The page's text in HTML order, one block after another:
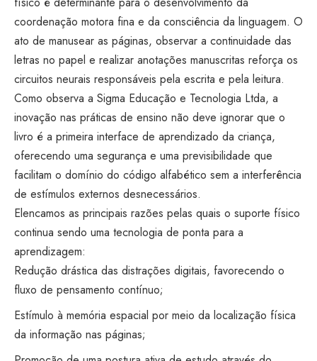
coordenação motora fina e da consciência da linguagem. O
ato de manusear as páginas, observar a continuidade das
letras no papel e realizar anotações manuscritas reforça os
circuitos neurais responsáveis pela escrita e pela leitura.
Como observa a Sigma Educação e Tecnologia Ltda, a
inovação nas práticas de ensino não deve ignorar que o
livro é a primeira interface de aprendizado da criança,
oferecendo uma segurança e uma previsibilidade que
facilitam o domínio do código alfabético sem a interferência
de estímulos externos desnecessários.
Elencamos as principais razões pelas quais o suporte físico
continua sendo uma tecnologia de ponta para a
aprendizagem:
Redução drástica das distrações digitais, favorecendo o
fluxo de pensamento contínuo;
Estímulo à memória espacial por meio da localização física
da informação nas páginas;